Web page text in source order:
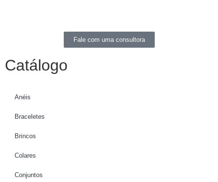
Fale com uma consultora
Catálogo
Anéis
Braceletes
Brincos
Colares
Conjuntos